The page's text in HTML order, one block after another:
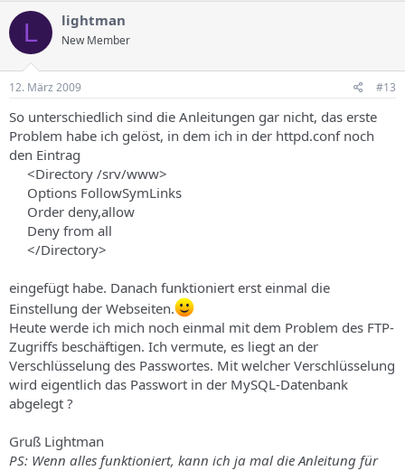
L lightman
New Member
12. März 2009 #13
So unterschiedlich sind die Anleitungen gar nicht, das erste
Problem habe ich gelöst, in dem ich in der httpd.conf noch
den Eintrag
<Directory /srv/www>
Options FollowSymLinks
Order deny,allow
Deny from all
</Directory>
eingefügt habe. Danach funktioniert erst einmal die
Einstellung der Webseiten.
Heute werde ich mich noch einmal mit dem Problem des FTP-
Zugriffs beschäftigen. Ich vermute, es liegt an der
Verschlüsselung des Passwortes. Mit welcher Verschlüsselung
wird eigentlich das Passwort in der MySQL-Datenbank
abgelegt ?
Gruß Lightman
PS: Wenn alles funktioniert, kann ich ja mal die Anleitung für